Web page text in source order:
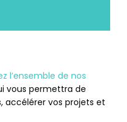
l’ensemble de nos
vous permettra de
accélérer vos projets et